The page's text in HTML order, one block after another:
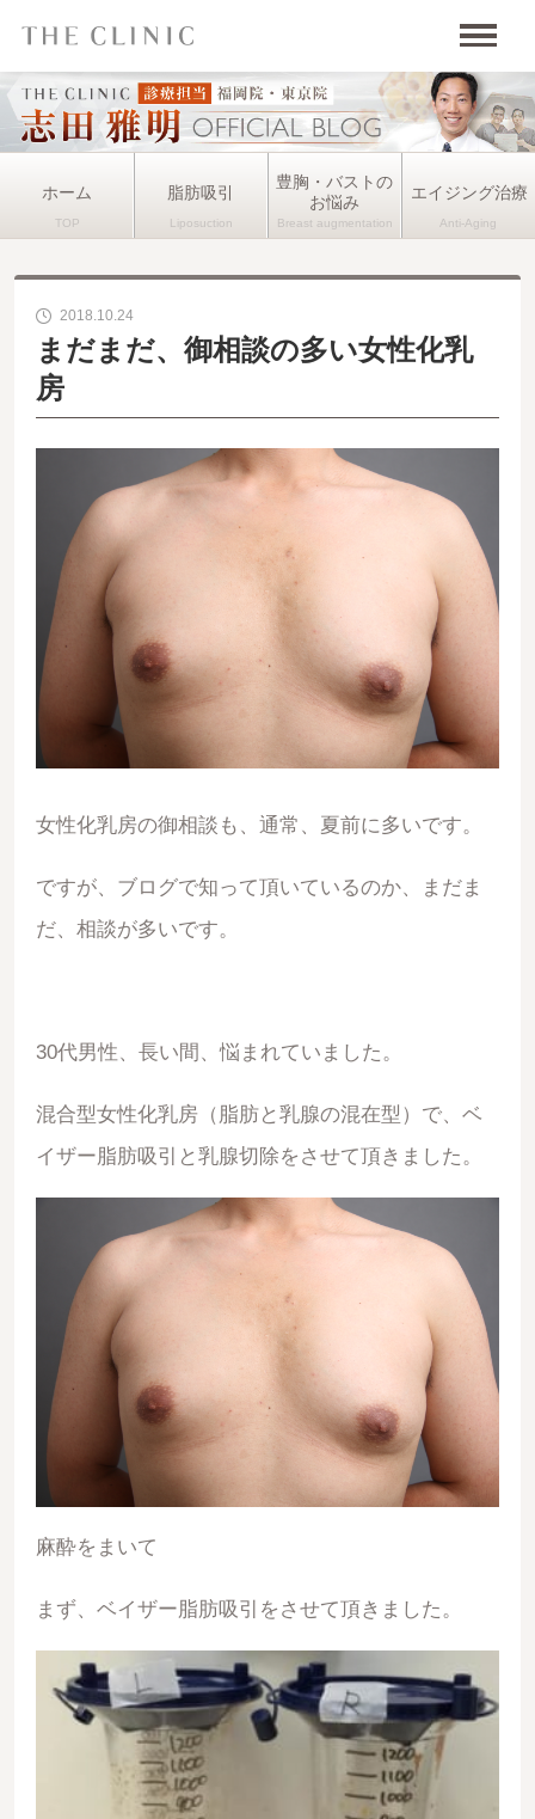
ホーム 脂肪吸引
豊胸・バストの
お悩み
エイジング治療
2018.10.24
まだまだ、御相談の多い女性化乳
房
女性化乳房の御相談も、通常、夏前に多いです。
ですが、ブログで知って頂いているのか、まだま
だ、相談が多いです。
30代男性、長い間、悩まれていました。
混合型女性化乳房（脂肪と乳腺の混在型）で、ベ
イザー脂肪吸引と乳腺切除をさせて頂きました。
麻酔をまいて
まず、ベイザー脂肪吸引をさせて頂きました。